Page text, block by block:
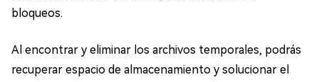
bloqueos.
Al encontrar y eliminar los archivos temporales, podrás
recuperar espacio de almacenamiento y solucionar el